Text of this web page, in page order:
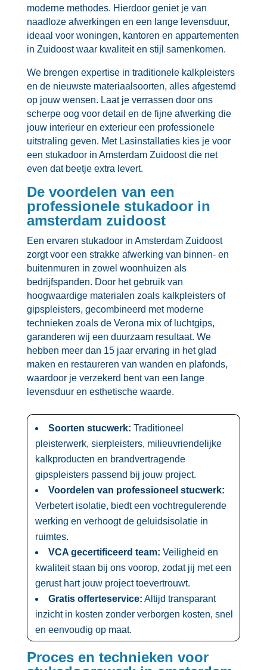
moderne methodes.​ Hierdoor geniet je van
naadloze afwerkingen en een lange levensduur,
ideaal voor woningen, kantoren en appartementen
in Zuidoost waar kwaliteit en stijl samenkomen.​
We brengen expertise in traditionele kalkpleisters
en de nieuwste materiaalsoorten, alles afgestemd
op jouw wensen.​ Laat je verrassen door ons
scherpe oog voor detail en de fijne afwerking die
jouw interieur en exterieur een professionele
uitstraling geven.​ Met Lasinstallaties kies je voor
een stukadoor in Amsterdam Zuidoost die net
even dat beetje extra levert.​
De voordelen van een
professionele stukadoor in
amsterdam zuidoost
Een ervaren stukadoor in Amsterdam Zuidoost
zorgt voor een strakke afwerking van binnen- en
buitenmuren in zowel woonhuizen als
bedrijfspanden.​ Door het gebruik van
hoogwaardige materialen zoals kalkpleisters of
gipspleisters, gecombineerd met moderne
technieken zoals de Verona mix of luchtgips,
garanderen wij een duurzaam resultaat.​ We
hebben meer dan 15 jaar ervaring in het glad
maken en restaureren van wanden en plafonds,
waardoor je verzekerd bent van een lange
levensduur en esthetische waarde.​
Soorten stucwerk: Traditioneel
pleisterwerk, sierpleisters, milieuvriendelijke
kalkproducten en brandvertragende
gipspleisters passend bij jouw project.​
Voordelen van professioneel stucwerk:
Verbetert isolatie, biedt een vochtregulerende
werking en verhoogt de geluidsisolatie in
ruimtes.​
VCA gecertificeerd team: Veiligheid en
kwaliteit staan bij ons voorop, zodat jij met een
gerust hart jouw project toevertrouwt.​
Gratis offerteservice: Altijd transparant
inzicht in kosten zonder verborgen kosten, snel
en eenvoudig op maat.​
Proces en technieken voor